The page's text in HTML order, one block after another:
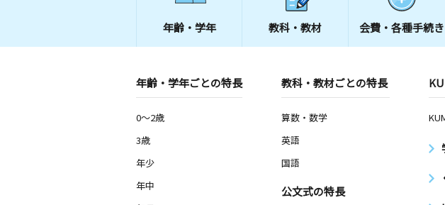
年齢・学年 教科・教材 会費・ 各種手続き
年齢・学年ごとの特長
0～2歳
3歳
年少
年中
教科・教材ごとの特長
算数・数学
英語
国語
公文式の特長